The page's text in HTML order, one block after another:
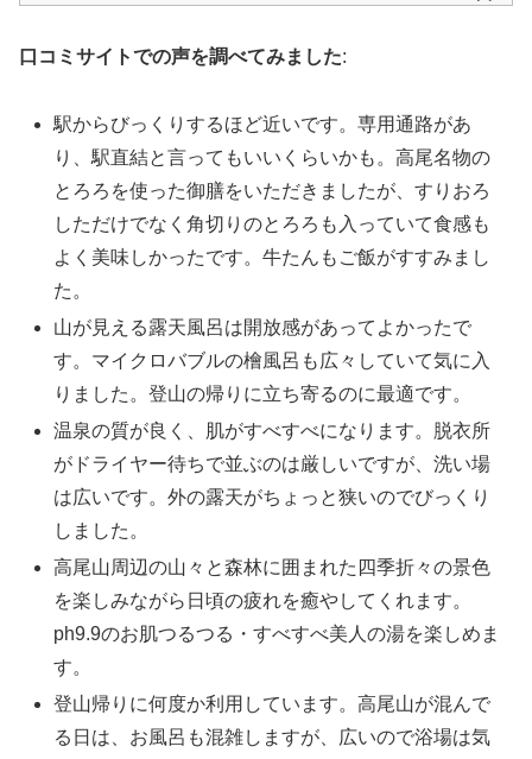
口コミサイトでの声を調べてみました:
駅からびっくりするほど近いです。専用通路があ
り、駅直結と言ってもいいくらいかも。高尾名物の
とろろを使った御膳をいただきましたが、すりおろ
しただけでなく角切りのとろろも入っていて食感も
よく美味しかったです。牛たんもご飯がすすみまし
た。
山が見える露天風呂は開放感があってよかったで
す。マイクロバブルの檜風呂も広々していて気に入
りました。登山の帰りに立ち寄るのに最適です。
温泉の質が良く、肌がすべすべになります。脱衣所
がドライヤー待ちで並ぶのは厳しいですが、洗い場
は広いです。外の露天がちょっと狭いのでびっくり
しました。
高尾山周辺の山々と森林に囲まれた四季折々の景色
を楽しみながら日頃の疲れを癒やしてくれます。
ph9.9のお肌つるつる・すべすべ美人の湯を楽しめま
す。
登山帰りに何度か利用しています。高尾山が混んで
る日は、お風呂も混雑しますが、広いので浴場は気